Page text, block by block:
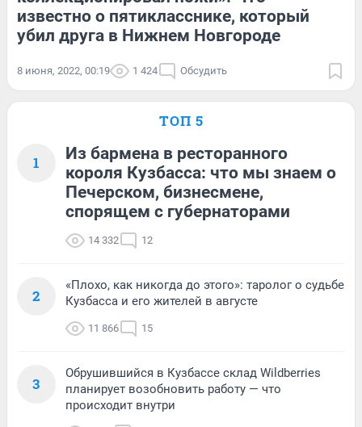
известно о пятикласснике, который
убил друга в Нижнем Новгороде
8 июня, 2022, 00:19 1 424 Обсудить
ТОП 5
1
Из бармена в ресторанного
короля Кузбасса: что мы знаем о
Печерском, бизнесмене,
спорящем с губернаторами
14 332 12
2
«Плохо, как никогда до этого»: таролог о судьбе
Кузбасса и его жителей в августе
11 866 15
3
Обрушившийся в Кузбассе склад Wildberries
планирует возобновить работу — что
происходит внутри